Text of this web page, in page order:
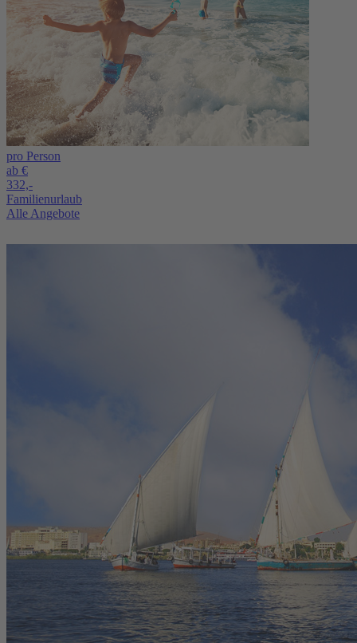
pro Person
ab €
332,-
Familienurlaub
Alle Angebote